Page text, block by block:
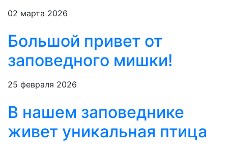
02 марта 2026
Большой привет от
заповедного мишки!
25 февраля 2026
В нашем заповеднике
живет уникальная птица